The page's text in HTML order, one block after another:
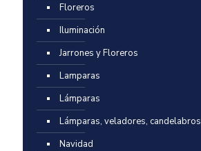
Floreros
Iluminación
Jarrones y Floreros
Lamparas
Lámparas
Lámparas, veladores, candelabros
Navidad